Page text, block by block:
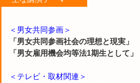
＜男女共同参画＞
「男女共同参画社会の理想と現実」
「男女雇用機会均等法1期生として」
＜テレビ・取材関連＞